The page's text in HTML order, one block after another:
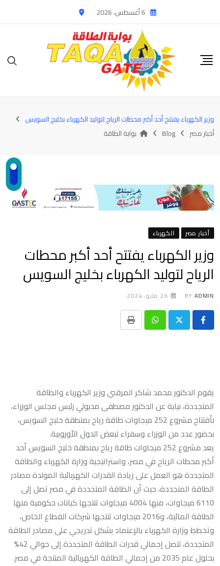
to
6 أغسطس، 2026
وزير الكهرباء يفتتح أحد أكبر محطات الرياح لتوليد الكهرباء بخليج السويس
أخبار مصر
Blog بوابة الطاقة
أخبار مصر الكهرباء
وزير الكهرباء يفتتح أحد أكبر محطات
الرياح لتوليد الكهرباء بخليج السويس
BY ADMIN 26 مايو، 2024
Whatsapp
Print
يقوم الدكتور محمد شاكر المرقبي وزير الكهرباء والطاقة
المتجددة، نيابة عن الدكتور مصطفى مدبولي رئيس مجلس الوزراء،
بأفتتاح مشروع 252 ميجاوات طاقة رياح بمنطقة خليج السويس،
بحضور عدد من الوزراء وسفراء لبعض الدول الأوروبية.
يعد مشروع 252 ميجاوات طاقة رياح بمنطقة خليج السويس أحد
أكبر محطات الرياح في مصر، واستراتيجية وزارة الكهرباء والطاقة
المتجددة هو العمل على زيادة القدرات الكهربائية المولدة مصادر
الطاقة المتجددة، حيث أن الطاقة المتجددة في مصر تصل إلى
6110 ميجاوات، منها 4004 ميجاوات تنتجها كيانات حكومية منها
الطاقة المائية، و2016 ميجاوات تنتجها شركات القطاع الخاص،
وتخطط وزارة الكهرباء بالإعتماد بشكل تدريجي على مصادر الطاقة
المتجددة، لتصل إجمالي قدرات الطاقة المتجددة إلى حوالي 42%
بحلول عام 2035 من إجمالي الطاقة الكهربائية المنتجة في مصر.